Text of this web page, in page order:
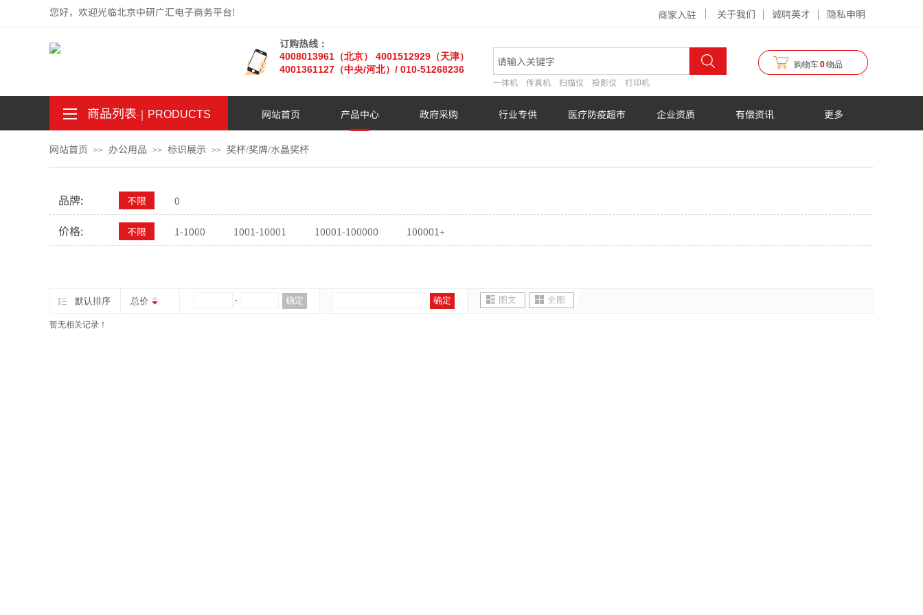
订购热线：
4008013961（北京） 4001512929（天津）
4001361127 （中央/河北） / 010-51268236
一体机 传真机 扫描仪 投影仪 打印机
关于我们 诚聘英才 隐私申明
您好，欢迎光临北京中研广汇电子商务平台!
购物车0物品
商家入驻
商品列表｜ PRODUCTS
.
。 网站首页 产品中心 政府采购 行业专供 医疗防疫超市 企业资质 有偿资讯 更多
网站首页 >> 办公用品 >> 标识展示 >> 奖杯/奖牌/水晶奖杯
品牌: 不限 0
价格: 不限 1-1000 1001-10001 10001-100000 100001+
默认排序 总价 - 确定 确定 图文 全图
暂无相关记录！